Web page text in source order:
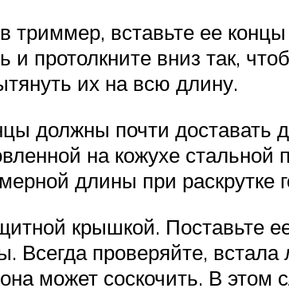
триммер, вставьте ее
и протолкните вниз так,
их на всю длину.
должны почти доставать
на кожухе
длины при раскрутке
крышкой. Поставьте
Всегда проверяйте,
может соскочить. В этом